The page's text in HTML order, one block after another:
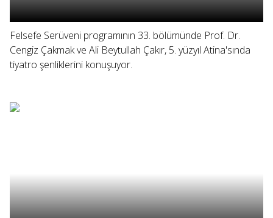
Felsefe Serüveni programının 33. bölümünde Prof. Dr.
Cengiz Çakmak ve Ali Beytullah Çakır, 5. yüzyıl Atina'sında
tiyatro şenliklerini konuşuyor.